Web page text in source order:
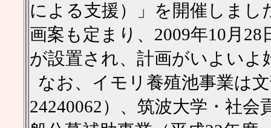
による支援）」を開催しまし
画案も定まり、2009年10月
が設置され、計画がいよいよ
なお、イモリ養殖池事業は
24240062）、筑波大学・社